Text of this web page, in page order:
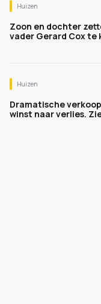
Huizen
Zoon en dochter
vader Gerard Cox te
Huizen
Dramatische
winst naar verlies.